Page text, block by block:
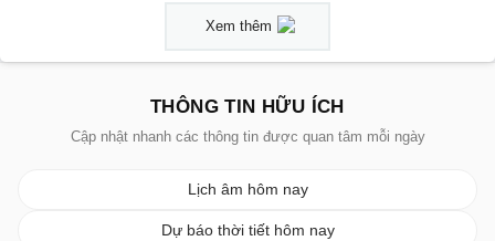
Xem thêm
THÔNG TIN HỮU ÍCH
Cập nhật nhanh các thông tin được quan tâm mỗi ngày
Lịch âm hôm nay
Dự báo thời tiết hôm nay